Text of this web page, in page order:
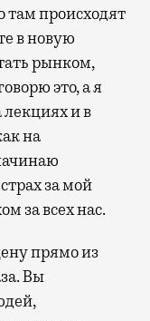
там происходят
в новую
рынком,
это, а я
и в
на
за мой
за всех нас.
прямо из
Вы